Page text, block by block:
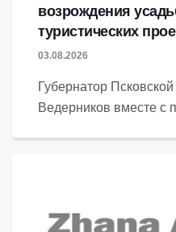
возрождения
туристических
03.08.2026
Губернатор
Ведерников вместе с